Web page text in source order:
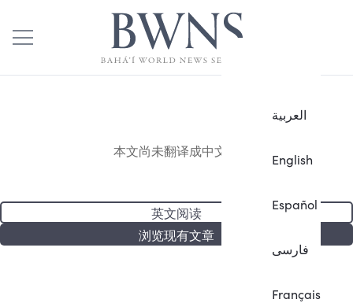
العربية
English
Español
فارسی
Français
本文尚未翻译成中文。
英文阅读
浏览现有文章